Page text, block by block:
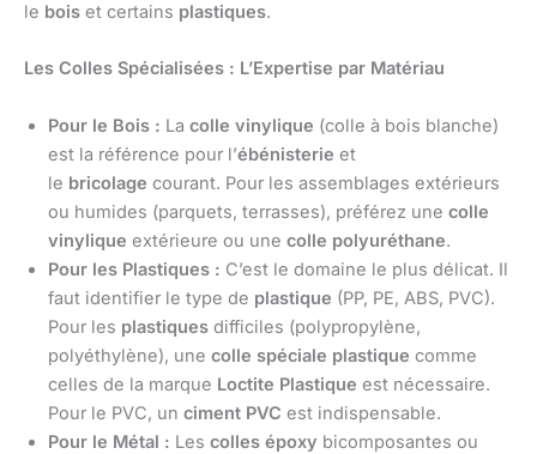
le bois et certains plastiques.
Les Colles Spécialisées : L’Expertise par Matériau
Pour le Bois : La colle vinylique (colle à bois blanche)
est la référence pour l’ébénisterie et
le bricolage courant. Pour les assemblages extérieurs
ou humides (parquets, terrasses), préférez une colle
vinylique extérieure ou une colle polyuréthane.
Pour les Plastiques : C’est le domaine le plus délicat. Il
faut identifier le type de plastique (PP, PE, ABS, PVC).
Pour les plastiques difficiles (polypropylène,
polyéthylène), une colle spéciale plastique comme
celles de la marque Loctite Plastique est nécessaire.
Pour le PVC, un ciment PVC est indispensable.
Pour le Métal : Les colles époxy bicomposantes ou